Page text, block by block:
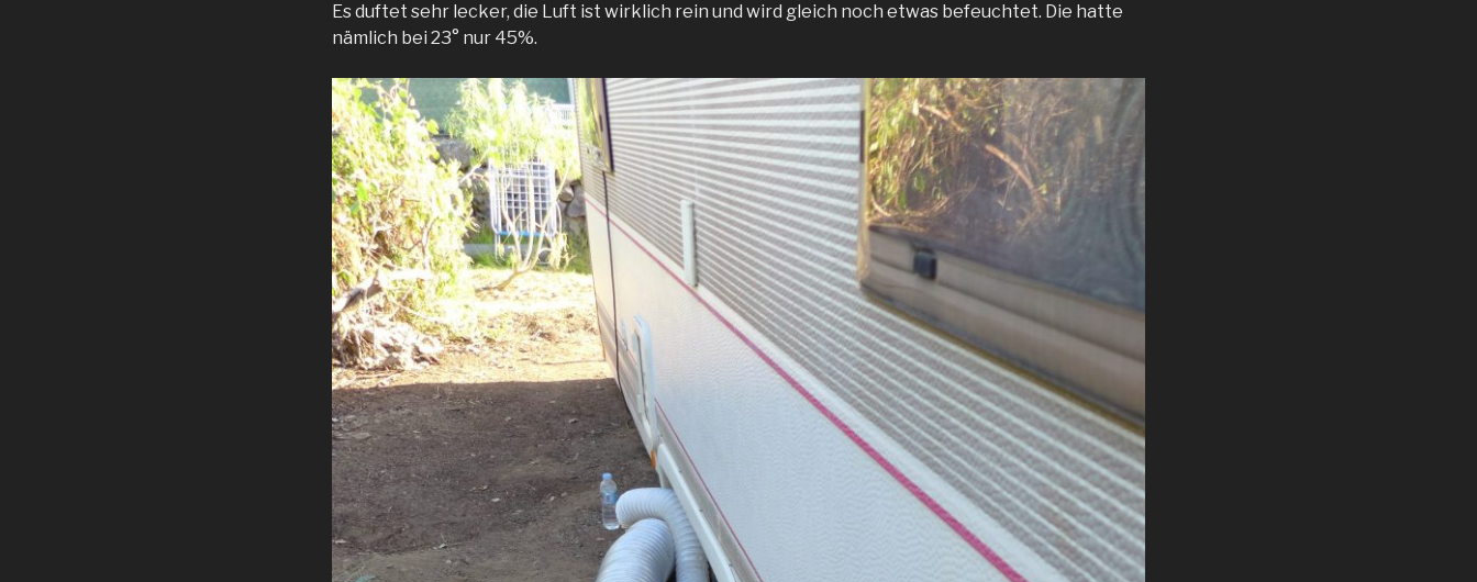
Es duftet sehr lecker, die Luft ist wirklich rein und wird gleich noch etwas befeuchtet. Die hatte
nämlich bei 23° nur 45%.